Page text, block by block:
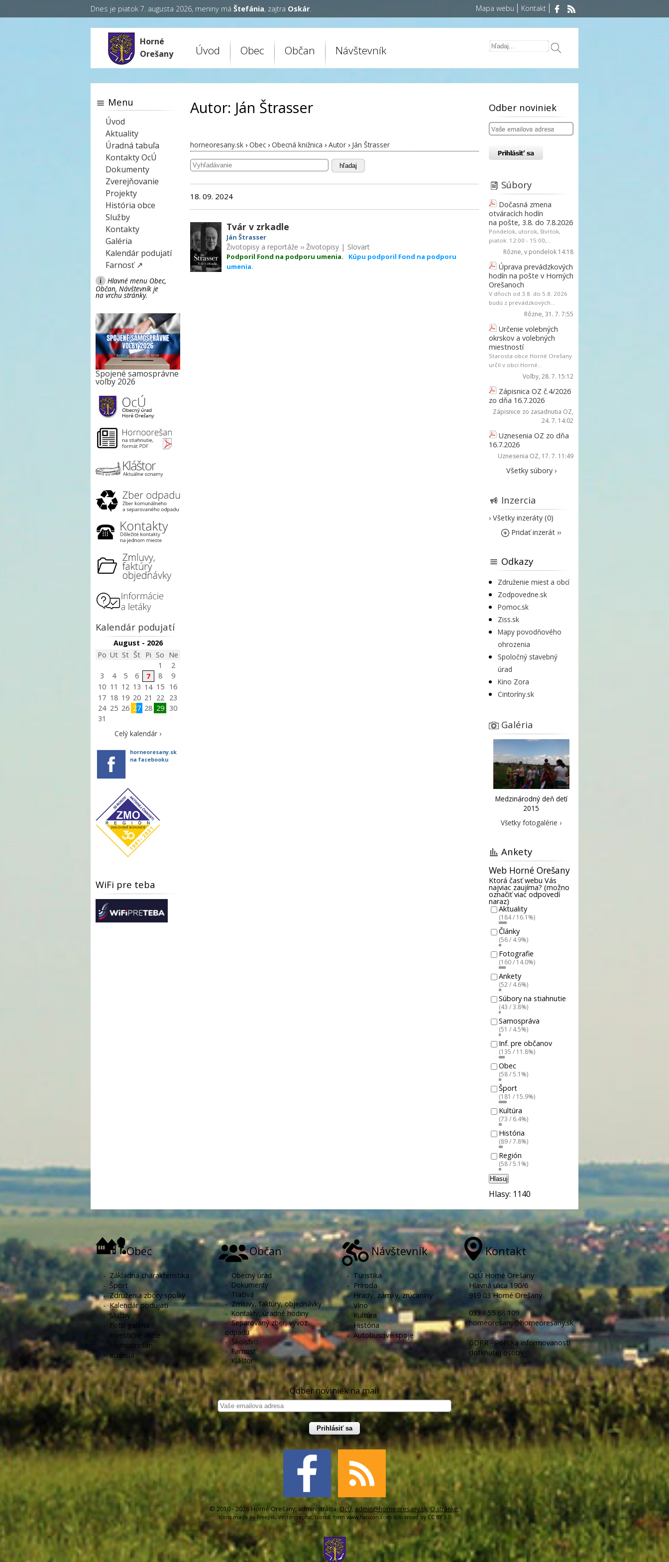
Dnes je piatok 7. augusta 2026, meniny má Štefánia, zajtra Oskár. Mapa webu Kontakt
Horné
Orešany
Úvod Obec Občan Návštevník
Autor: Ján Štrasser
horneoresany.sk › Obec › Obecná knižnica › Autor › Ján Štrasser
hľadaj
18. 09. 2024
Tvár v zrkadle
Ján Štrasser
Životopisy a reportáže ›› Životopisy| Slovart
Podporil Fond na podporu umenia.
Kúpu podporil Fond na podporu
umenia.
Menu
Úvod
Aktuality
Úradná tabuľa
Kontakty OcÚ
Dokumenty
Zverejňovanie
Projekty
História obce
Služby
Kontakty
Galéria
Kalendár podujatí
Farnosť ↗
i
Hlavné menu Obec,
Občan, Návštevník je
na vrchu stránky.
Spojené samosprávne
voľby 2026
Kalendár podujatí
August - 2026
Po Ut St Št Pi So Ne
1
2
3
4 5 6 7 8
9
10 11 12 13 14 15
16
17 18 19 20 21 22
23
24 25 26 27 28 29
30
31
Celý kalendár ›
horneoresany.sk
na facebooku
WiFi pre teba
Odber noviniek
Súbory
Dočasná zmena
otváracích hodín
na pošte, 3.8. do 7.8.2026
Pondelok, utorok, štvrtok,
piatok: 12:00 - 15:00,...
Rôzne, v pondelok 14:18
Úprava prevádzkových
hodín na pošte v Horných
Orešanoch
V dňoch od 3.8. do 5.8. 2026
budú z prevádzkových...
Rôzne, 31. 7. 7:55
Určenie volebných
okrskov a volebných
miestností
Starosta obce Horné Orešany
určil v obci Horné...
Voľby, 28. 7. 15:12
Zápisnica OZ č.4/2026
zo dňa 16.7.2026
Zápisnice zo zasadnutia OZ,
24. 7. 14:02
Uznesenia OZ zo dňa
16.7.2026
Uznesenia OZ, 17. 7. 11:49
Všetky súbory ›
Inzercia
› Všetky inzeráty (0)
Pridať inzerát ››
Odkazy
Združenie miest a obcí
Zodpovedne.sk
Pomoc.sk
Ziss.sk
Mapy povodňového
ohrozenia
Spoločný stavebný
úrad
Kino Zora
Cintoríny.sk
Galéria
Medzinárodný deň detí
2015
Všetky fotogalérie ›
Ankety
Web Horné Orešany
Ktorá časť webu Vás
najviac zaujíma? (možno
označiť viac odpovedí
naraz)
Aktuality
(184 / 16.1%)
Články
(56 / 4.9%)
Fotografie
(160 / 14.0%)
Ankety
(52 / 4.6%)
Súbory na stiahnutie
(43 / 3.8%)
Samospráva
(51 / 4.5%)
Inf. pre občanov
(135 / 11.8%)
Obec
(58 / 5.1%)
Šport
(181 / 15.9%)
Kultúra
(73 / 6.4%)
História
(89 / 7.8%)
Región
(58 / 5.1%)
Hlasuj
Hlasy: 1140
Obec
- Základná charakteristika
- Šport
- Združenia zbory spolky
-Kalendár podujatí
-Služby
- Foto galéria
- Investičné akcie
-
Hornoorešan
-Inzercia
Občan
-Obecný úrad
- Dokumenty
- Tlačivá
- Zmluvy, faktúry, objednávky
- Kontakty, úradné hodiny
-Separovaný zber, vývoz
odpadu
- Školstvo
- Farnosť
- Kláštor
Návštevník
- Turistika
- Príroda
- Hrady, zámky, zrúcaniny
-Víno
- Kultúra
-História
-Autobusové spoje
Kontakt
OcÚ Horné Orešany
Hlavná ulica 190/6
919 03 Horné Orešany
033 / 55 88 109
horneoresany@horneoresany.sk
GDPR - Politika informovanosti
dotknutej osoby
Odber noviniek na mail
Prihlásiť sa
© 2010 - 2026 Horné Orešany, administrácia: OcU, admin@horneoresany.sk,O stránke,
Icons made by Freepik, Vectorgraphit, Icons8 fromwww.flaticon.com is licensed by CC BY 3.0